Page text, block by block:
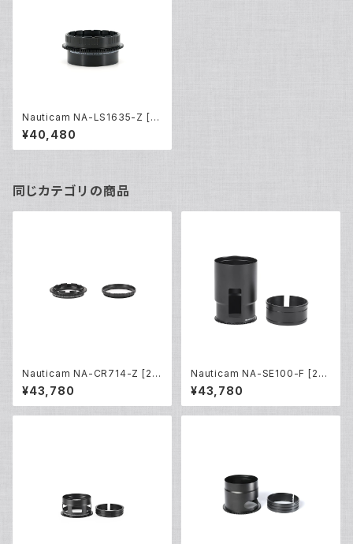
Nauticam NA-LS1635-Z [21
128]
¥40,480
同じカテゴリの商品
Nauticam NA-CR714-Z [21
812]
¥43,780
Nauticam NA-SE100-F [217
44]
¥43,780